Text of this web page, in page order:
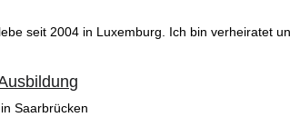
seit 2004 in Luxemburg. Ich bin verheiratet
Saarbrücken